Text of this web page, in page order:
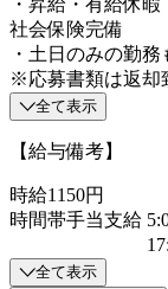
社会保険完備
・土日のみの勤務
※応募書類は返却
全て表示
【給与備考】
時給1150円
時間帯手当支給
17:00～
全て表示